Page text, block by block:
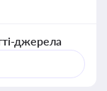
джерела